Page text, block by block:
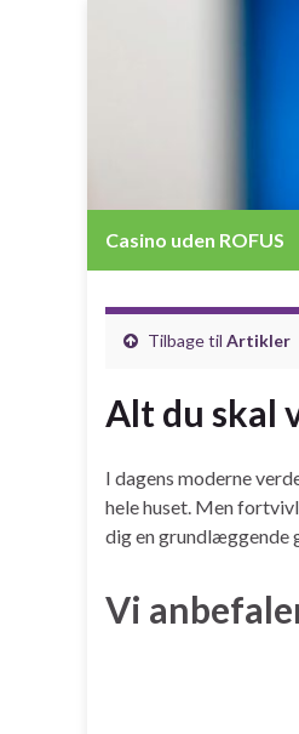
Casino uden ROFUS
Tilbage til Artikler
Alt du skal
I dagens moderne
hele huset. Men
dig en grundlæggende
Vi